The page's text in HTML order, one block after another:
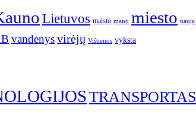
Lietuvos maisto mano miesto naują
vandenysvirėjų Vištienos vyksta
TRANSPORTAS